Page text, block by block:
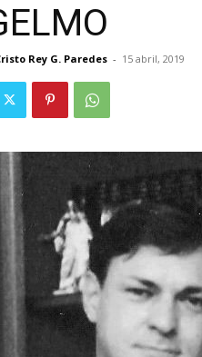
Rey G. Paredes - 15 abril, 2019